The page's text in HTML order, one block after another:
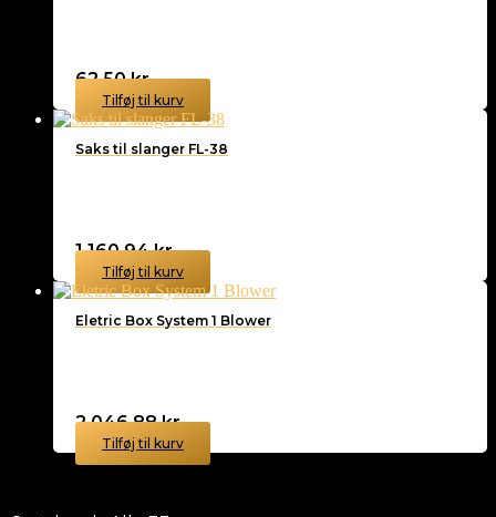
62,50kr.
Tilføj til kurv
Saks til slanger FL-38
1.160,94kr.
Tilføj til kurv
Eletric Box System 1 Blower
2.046,88kr.
Tilføj til kurv